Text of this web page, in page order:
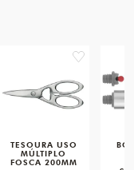
favorite
TESOURA USO
MÚLTIPLO
FOSCA 200MM